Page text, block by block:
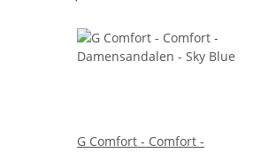
G Comfort - Comfort -